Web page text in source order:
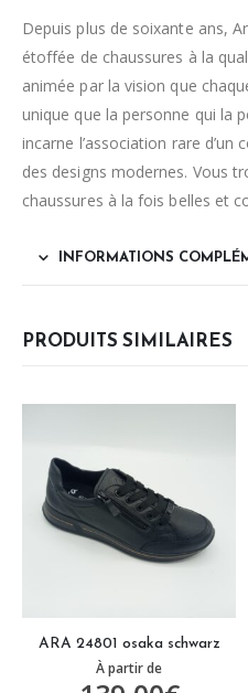
Depuis plus de soixante ans,
étoffée de chaussures à la
animée par la vision que
unique que la personne qui la
incarne l’association rare
des designs modernes. Vous
chaussures à la fois belles et
INFORMATIONS
PRODUITS SIMILAIRES
schwarz ARA 54801